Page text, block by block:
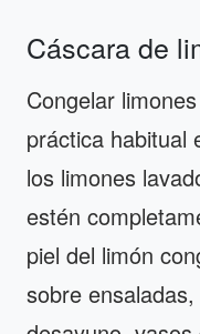
Cáscara de
Congelar
práctica habitual
los limones
estén
piel del limón
sobre